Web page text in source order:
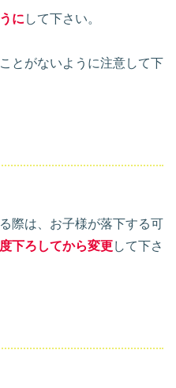
に して下さい。
とがないように注意して下
際は、お子様が落下する可
下ろしてから変更して下さ